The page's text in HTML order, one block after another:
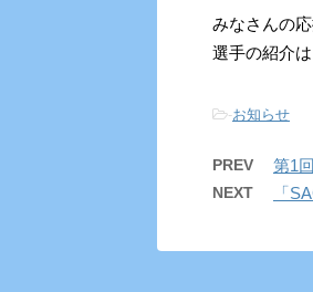
みなさんの
選手の紹介
-お知らせ
PREV 第1
NEXT 「